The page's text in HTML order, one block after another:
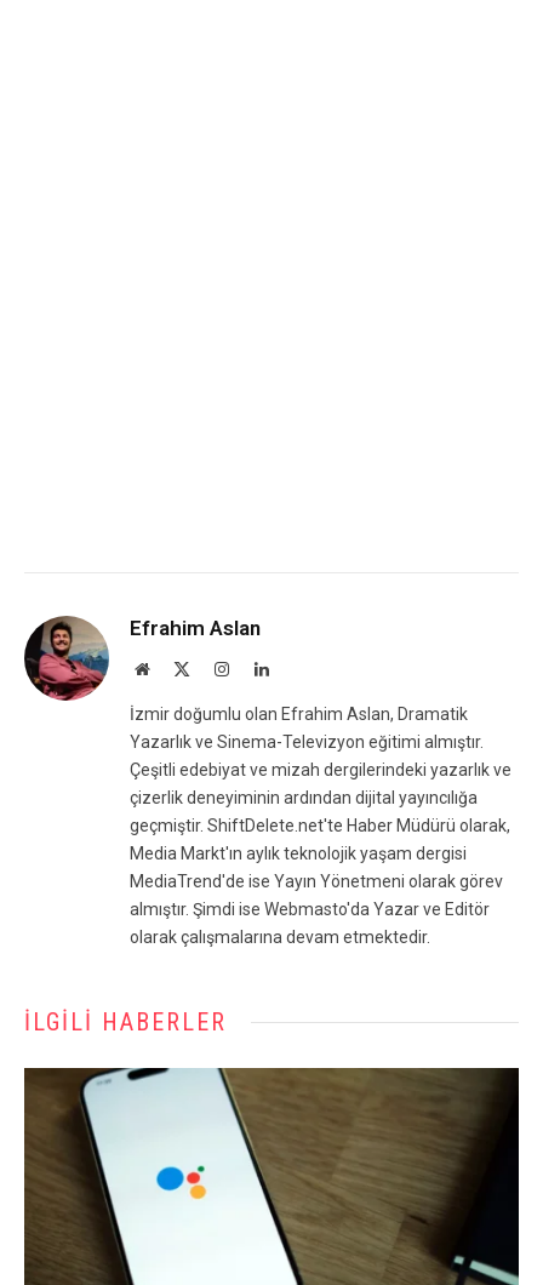
Efrahim Aslan
Website InstagramLinkedIn
İzmir doğumlu olan Efrahim Aslan, Dramatik
Yazarlık ve Sinema-Televizyon eğitimi almıştır.
Çeşitli edebiyat ve mizah dergilerindeki yazarlık ve
çizerlik deneyiminin ardından dijital yayıncılığa
geçmiştir. ShiftDelete.net'te Haber Müdürü olarak,
Media Markt'ın aylık teknolojik yaşam dergisi
MediaTrend'de ise Yayın Yönetmeni olarak görev
almıştır. Şimdi ise Webmasto'da Yazar ve Editör
olarak çalışmalarına devam etmektedir.
İLGILI HABERLER